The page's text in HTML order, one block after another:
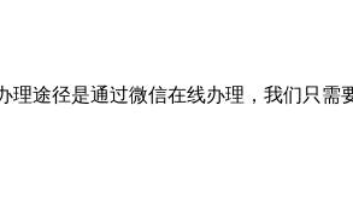
途径是通过微信在线办理，我们只